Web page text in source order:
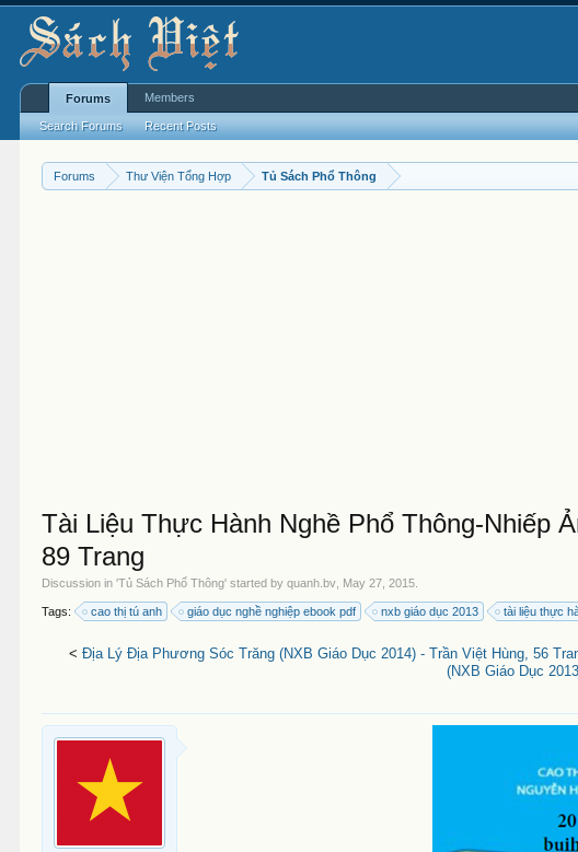
Forums Thư Viện Tổng Hợp Tủ Sách Phổ Thông
Tài Liệu Thực Hành Nghề Phổ Thông-Nhiếp
89 Trang
Discussion in 'Tủ Sách Phổ Thông' started byquanh.bv May 27, 2015
Tags: cao thị tú anh giáo dục nghề nghiệp ebook pdf nxb giáo dục 2013 tài liệu thực
< Địa Lý Địa Phương Sóc Trăng (NXB Giáo Dục 2014) - Trần Việt Hùng, 56
(NXB Giáo Dục
Forums
Search Forums Recent Posts
Members